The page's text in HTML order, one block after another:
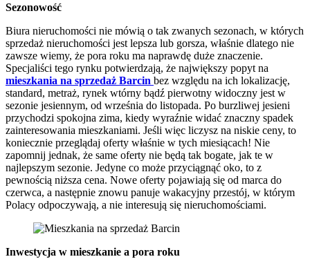
Sezonowość
Biura nieruchomości nie mówią o tak zwanych sezonach, w których
sprzedaż nieruchomości jest lepsza lub gorsza, właśnie dlatego nie
zawsze wiemy, że pora roku ma naprawdę duże znaczenie.
Specjaliści tego rynku potwierdzają, że największy popyt na
mieszkania na sprzedaż Barcin bez względu na ich lokalizację,
standard, metraż, rynek wtórny bądź pierwotny widoczny jest w
sezonie jesiennym, od września do listopada. Po burzliwej jesieni
przychodzi spokojna zima, kiedy wyraźnie widać znaczny spadek
zainteresowania mieszkaniami. Jeśli więc liczysz na niskie ceny, to
koniecznie przeglądaj oferty właśnie w tych miesiącach! Nie
zapomnij jednak, że same oferty nie będą tak bogate, jak te w
najlepszym sezonie. Jedyne co może przyciągnąć oko, to z
pewnością niższa cena. Nowe oferty pojawiają się od marca do
czerwca, a następnie znowu panuje wakacyjny przestój, w którym
Polacy odpoczywają, a nie interesują się nieruchomościami.
Inwestycja w mieszkanie a pora roku